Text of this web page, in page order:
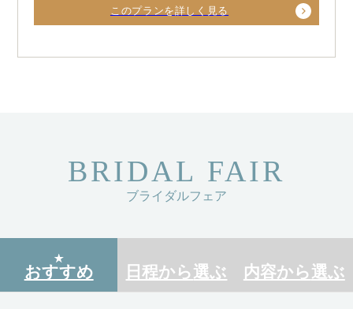
このプランを詳しく見る
BRIDAL FAIR
ブライダルフェア
おすすめ 日程から 選ぶ 内容から 選ぶ